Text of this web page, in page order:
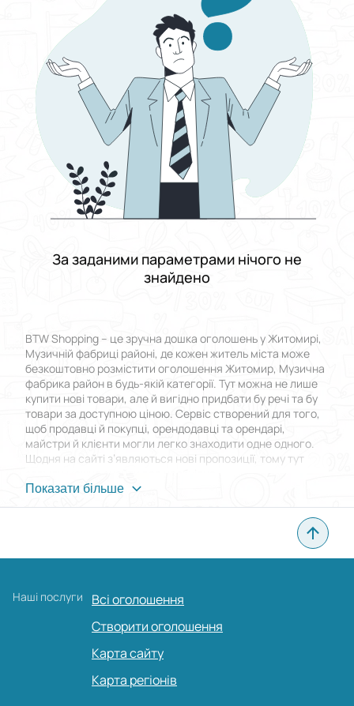
Виберіть групу категорій
Від До
Стан
Застосувати
Скинути все
За заданими параметрами нічого не
знайдено
BTW Shopping – це зручна дошка оголошень у Житомирі,
Музичній фабриці районі, де кожен житель міста може
безкоштовно розмістити оголошення Житомир, Музична
фабрика район в будь-якій категорії. Тут можна не лише
купити нові товари, але й вигідно придбати бу речі та бу
товари за доступною ціною. Сервіс створений для того,
щоб продавці й покупці, орендодавці та орендарі,
майстри й клієнти могли легко знаходити одне одного.
Щодня на сайті з’являються нові пропозиції, тому тут
Музичній фабриці районі полягає в тому, що розмістити
кількістю публікацій, а кожна нова позиція доступна
швидко знайти потрібну пропозицію, будь то нові товари
чи бу речі, а фільтри та пошук допомагають зекономити
Показати більше
Наші послуги
Всі оголошення
Створити оголошення
Карта сайту
Карта регіонів